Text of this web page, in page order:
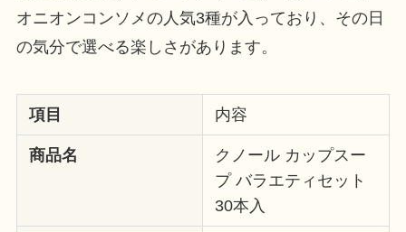
オニオンコンソメの人気3種が入っており、その日
の気分で選べる楽しさがあります。
項目 内容
商品名
クノール カップスー
プ バラエティセット
30本入